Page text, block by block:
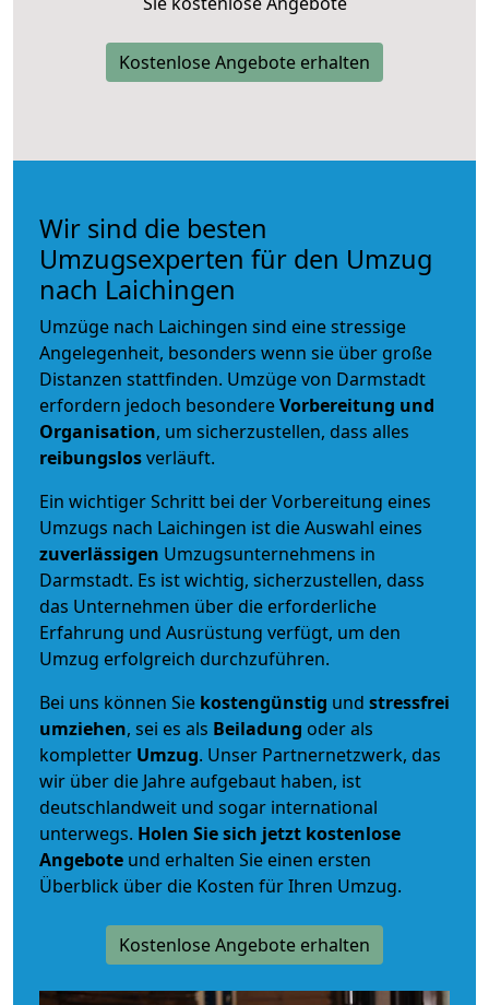
Kostenlose Angebote erhalten
Wir sind die besten
Umzugsexperten für den Umzug
nach Laichingen
Umzüge nach Laichingen sind eine stressige
Angelegenheit, besonders wenn sie über große
Distanzen stattfinden. Umzüge von Darmstadt
erfordern jedoch besondereVorbereitung und
Organisation, um sicherzustellen, dass alles
reibungslosverläuft.
Ein wichtiger Schritt bei der Vorbereitung eines
Umzugs nach Laichingen ist die Auswahl eines
zuverlässigen Umzugsunternehmens in
Darmstadt. Es ist wichtig, sicherzustellen, dass
das Unternehmen über die erforderliche
Erfahrung und Ausrüstung verfügt, um den
Umzug erfolgreich durchzuführen.
Bei uns können Sie kostengünstig und stressfrei
umziehen, sei es als Beiladung oder als
kompletter Umzug. Unser Partnernetzwerk, das
wir über die Jahre aufgebaut haben, ist
deutschlandweit und sogar international
unterwegs. Holen Sie sich jetzt kostenlose
Angebote und erhalten Sie einen ersten
Überblick über die Kosten für Ihren Umzug.
Kostenlose Angebote erhalten